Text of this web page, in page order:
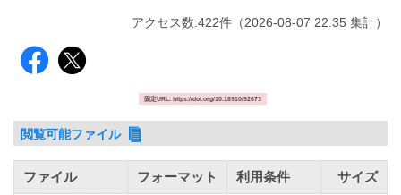
アクセス数:422件 （2026-08-07 22:35 集計）
固定URL: https://doi.org/10.18910/92673
閲覧可能ファイル
ファイル フォーマット 利用条件 サイズ